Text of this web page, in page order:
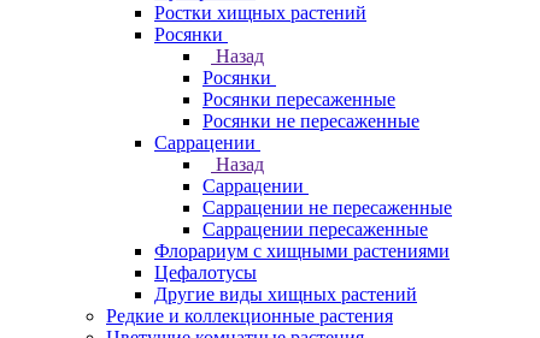
Ростки хищных растений
Росянки
Назад
Росянки
Росянки пересаженные
Росянки не пересаженные
Саррацении
Назад
Саррацении
Саррацении не пересаженные
Саррацении пересаженные
Флорариум с хищными растениями
Цефалотусы
Другие виды хищных растений
Редкие и коллекционные растения